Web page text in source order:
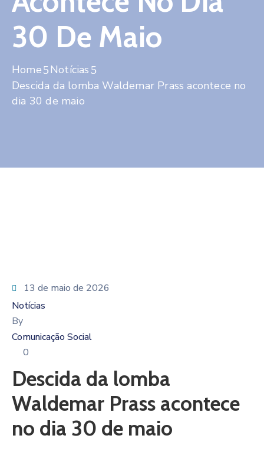
30 De Maio
Home
Notícias
Descida da lomba Waldemar Prass acontece no
dia 30 de maio
13 de maio de 2026
Notícias
By
Comunicação Social
0
Descida da lomba
Waldemar Prass acontece
no dia 30 de maio